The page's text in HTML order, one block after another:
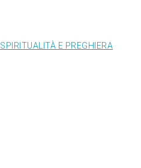
SPIRITUALITÀ E PREGHIERA